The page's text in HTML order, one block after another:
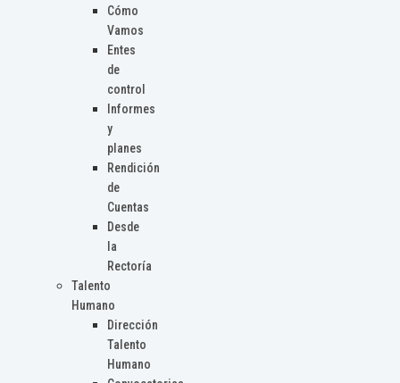
Cómo
Vamos
Entes
de
control
Informes
y
planes
Rendición
de
Cuentas
Desde
la
Rectoría
Talento
Humano
Dirección
Talento
Humano